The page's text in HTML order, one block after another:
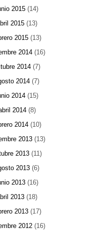
2015(14)
2015 (13)
2015 (13)
2014 (16)
2014 (7)
2014 (7)
2014(15)
2014(8)
2014 (10)
2013 (13)
2013 (11)
2013 (6)
2013(16)
2013 (18)
2013 (17)
2012 (16)